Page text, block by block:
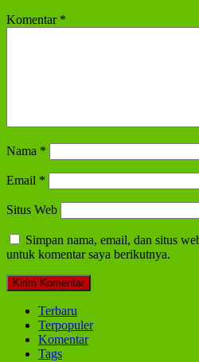
Komentar *
Nama *
Email *
Situs Web
Simpan nama, email, dan situs
untuk komentar saya berikutnya.
Terbaru
Terpopuler
Komentar
Tags